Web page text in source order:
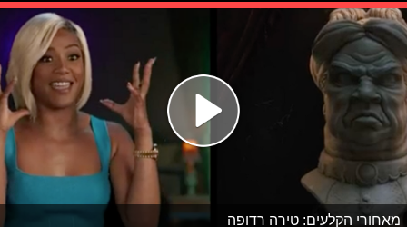
מאחורי הקלעים: טירה רדופה